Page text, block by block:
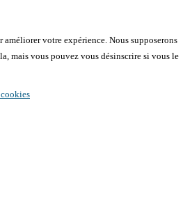
votre expérience. Nous supposerons
mais vous pouvez vous désinscrire si vous le